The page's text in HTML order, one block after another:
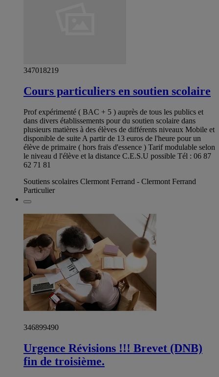
347018219
Cours particuliers en soutien scolaire
Prof expérimenté ( BAC + 5 ) auprès de tous les publics et
dans divers établissements pour du soutien scolaire dans
plusieurs matières à des élèves de différents niveaux Mobile et
disponible de suite A partir de 13 euros de l'heure pour un
élève de primaire ( hors frais d'essence ) Tarif modulable selon
le niveau d l'élève et la distance C.E.S.U possible Tél : 06 87
62 71 81
Soutiens scolaires Clermont Ferrand - Clermont Ferrand
Particulier
346899490
Urgence Révisions !!! Brevet (DNB)
fin de troisième.